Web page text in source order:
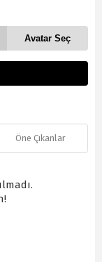
Avatar Seç
Öne Çıkanlar